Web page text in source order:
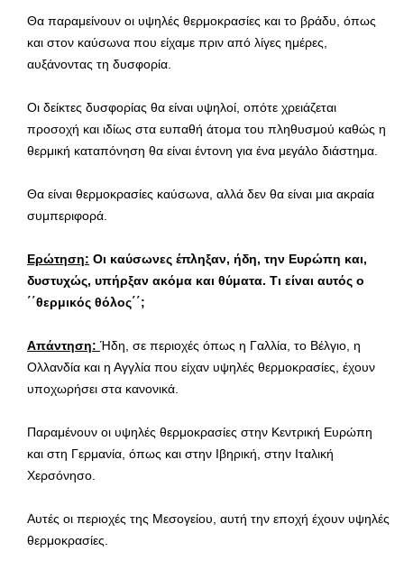
Θα παραμείνουν οι υψηλές θερμοκρασίες και το βράδυ, όπως
και στον καύσωνα που είχαμε πριν από λίγες ημέρες,
αυξάνοντας τη δυσφορία.
Οι δείκτες δυσφορίας θα είναι υψηλοί, οπότε χρειάζεται
προσοχή και ιδίως στα ευπαθή άτομα του πληθυσμού καθώς η
θερμική καταπόνηση θα είναι έντονη για ένα μεγάλο διάστημα.
Θα είναι θερμοκρασίες καύσωνα, αλλά δεν θα είναι μια ακραία
συμπεριφορά.
Ερώτηση: Οι καύσωνες έπληξαν, ήδη, την Ευρώπη και,
δυστυχώς, υπήρξαν ακόμα και θύματα. Τι είναι αυτός ο
΄΄θερμικός θόλος΄΄;
Απάντηση: Ήδη, σε περιοχές όπως η Γαλλία, το Βέλγιο, η
Ολλανδία και η Αγγλία που είχαν υψηλές θερμοκρασίες, έχουν
υποχωρήσει στα κανονικά.
Παραμένουν οι υψηλές θερμοκρασίες στην Κεντρική Ευρώπη
και στη Γερμανία, όπως και στην Ιβηρική, στην Ιταλική
Χερσόνησο.
Αυτές οι περιοχές της Μεσογείου, αυτή την εποχή έχουν υψηλές
θερμοκρασίες.